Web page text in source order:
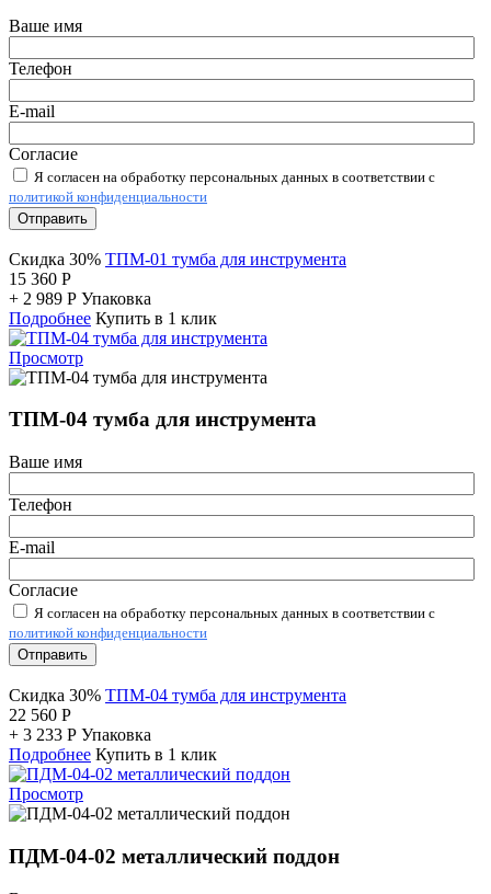
Ваше имя
Телефон
E-mail
Согласие
Я согласен на обработку персональных данных в соответствии с
политикой конфиденциальности
Отправить
Скидка 30% ТПМ-01 тумба для инструмента
15 360 Р
+ 2 989 Р Упаковка
Подробнее Купить в 1 клик
Просмотр
ТПМ-04 тумба для инструмента
Ваше имя
Телефон
E-mail
Согласие
Я согласен на обработку персональных данных в соответствии с
политикой конфиденциальности
Отправить
Скидка 30% ТПМ-04 тумба для инструмента
22 560 Р
+ 3 233 Р Упаковка
Подробнее Купить в 1 клик
Просмотр
ПДМ-04-02 металлический поддон